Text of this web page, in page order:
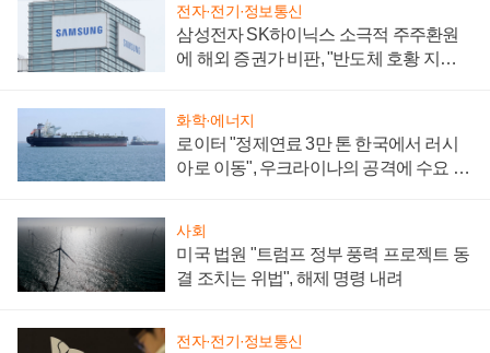
전자·전기·정보통신
삼성전자 SK하이닉스 소극적 주주환원
에 해외 증권가 비판, "반도체 호황 지속
화학·에너지
로이터 "정제연료 3만 톤 한국에서 러시
아로 이동", 우크라이나의 공격에 수요 늘
사회
미국 법원 "트럼프 정부 풍력 프로젝트 동
결 조치는 위법", 해제 명령 내려
전자·전기·정보통신